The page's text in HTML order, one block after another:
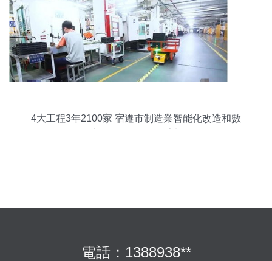
4大工程3年2100家 宿遷市制造業智能化改造和數
電話：1388938**